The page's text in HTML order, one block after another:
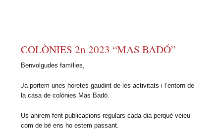
COLÒNIES 2n 2023 “MAS BADÓ”
Benvolgudes famílies,
Ja portem unes horetes gaudint de les activitats i l’entorn de
la casa de colònies Mas Badó.
Us anirem fent publicacions regulars cada dia perquè veieu
com de bé ens ho estem passant.